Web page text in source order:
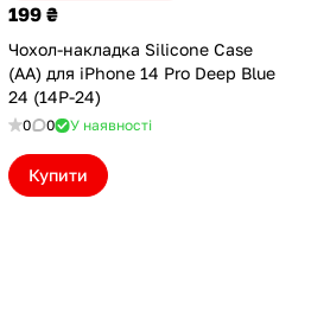
199 ₴
Чохол-накладка Silicone Case
(AA) для iPhone 14 Pro Deep Blue
24 (14P-24)
0 0 У наявності
Купити